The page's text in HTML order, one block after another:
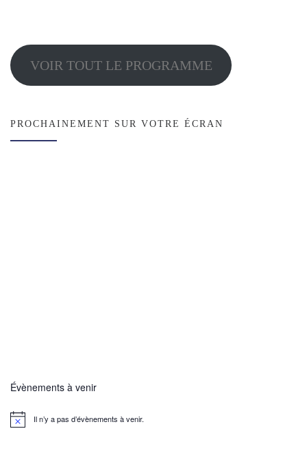
VOIR TOUT LE PROGRAMME
PROCHAINEMENT SUR VOTRE ÉCRAN
Évènements à venir
Il n’y a pas d’évènements à venir.